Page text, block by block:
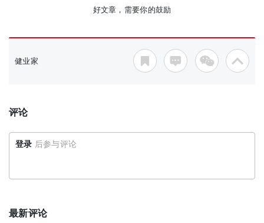
好文章，需要你的鼓励
健业家
评论
登录 后参与评论
最新评论